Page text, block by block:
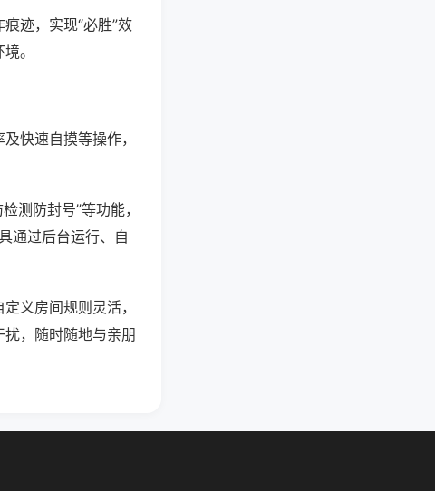
迹，实现“必胜”效
。
快速自摸等操作，
测防封号”等功能，
通过后台运行、自
义房间规则灵活，
，随时随地与亲朋